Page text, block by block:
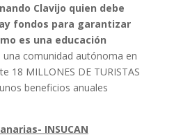
Clavijo quien debe
fondos para garantizar
es una educación
una comunidad autónoma en
18 MILLONES DE TURISTAS
beneficios anuales
INSUCAN